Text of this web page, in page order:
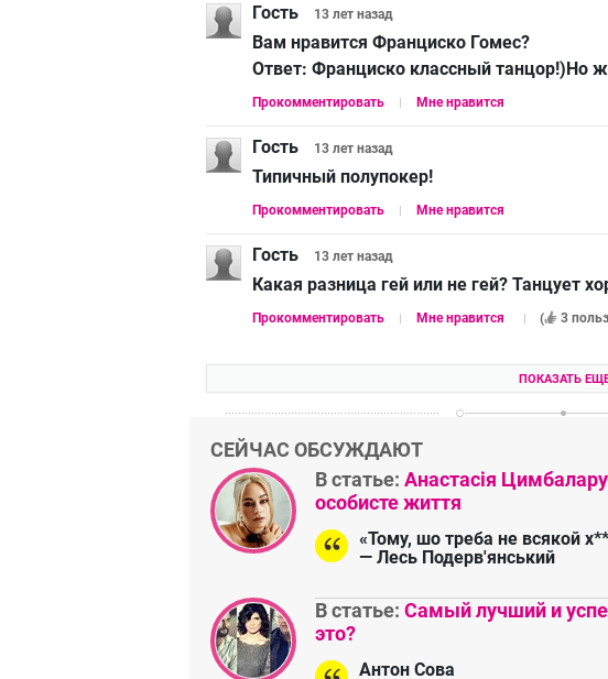
Гость 13 лет назад
Вам нравится Франциско Гомес?
Ответ: Франциско классный танцор!)Но
Прокомментировать Мне нравится
Гость 13 лет назад
Типичный полупокер!
Прокомментировать Мне нравится
Гость 13 лет назад
Какая разница гей или не гей? Танцует
Прокомментировать Мне нравится ( 3
ПОКАЗАТЬ
СЕЙЧАС ОБСУЖДАЮТ
В статье: Анастасія
особисте життя
«Тому, шо треба не всякой
— Лесь Подерв'янський
В статье: Самый лучший и
это?
Антон Сова